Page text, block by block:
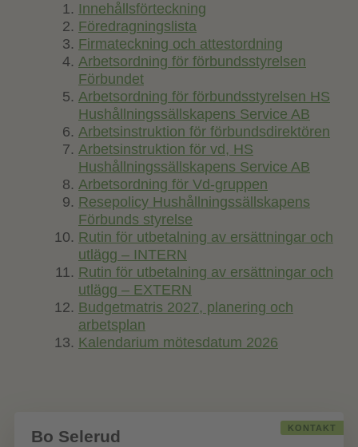
Innehållsförteckning
Föredragningslista
Firmateckning och attestordning
Arbetsordning för förbundsstyrelsen
Förbundet
Arbetsordning för förbundsstyrelsen HS
Hushållningssällskapens Service AB
Arbetsinstruktion för förbundsdirektören
Arbetsinstruktion för vd, HS
Hushållningssällskapens Service AB
Arbetsordning för Vd-gruppen
Resepolicy Hushållningssällskapens
Förbunds styrelse
Rutin för utbetalning av ersättningar och
utlägg – INTERN
Rutin för utbetalning av ersättningar och
utlägg – EXTERN
Budgetmatris 2027, planering och
arbetsplan
Kalendarium mötesdatum 2026
KONTAKT
Bo Selerud